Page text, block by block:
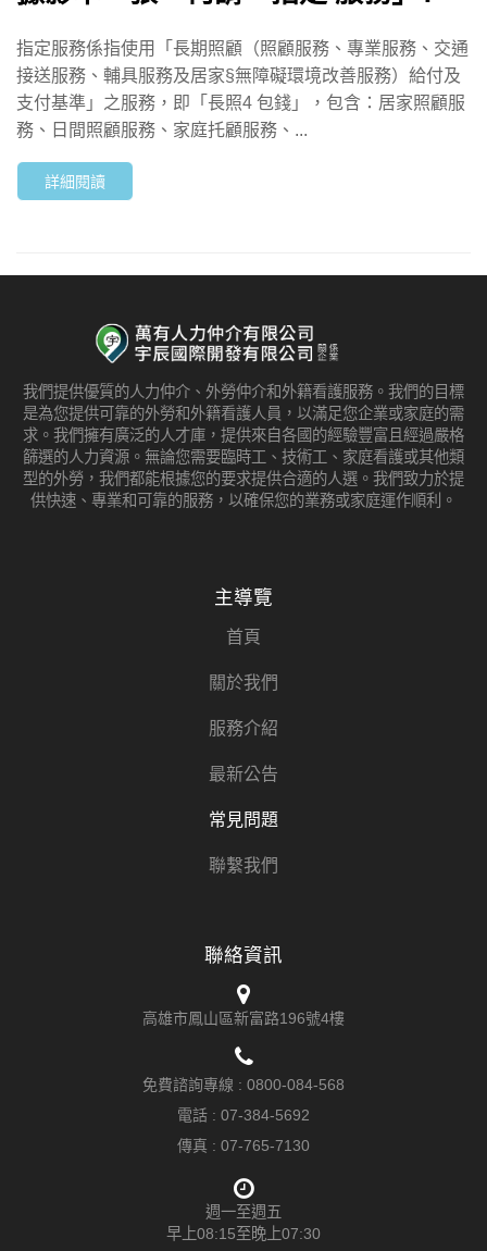
指定服務係指使用「長期照顧（照顧服務、專業服務、交通
接送服務、輔具服務及居家§無障礙環境改善服務）給付及
支付基準」之服務，即「長照4 包錢」，包含：居家照顧服
務、日間照顧服務、家庭托顧服務、...
詳細閱讀
我們提供優質的人力仲介、外勞仲介和外籍看護服務。我們的目標
是為您提供可靠的外勞和外籍看護人員，以滿足您企業或家庭的需
求。我們擁有廣泛的人才庫，提供來自各國的經驗豐富且經過嚴格
篩選的人力資源。無論您需要臨時工、技術工、家庭看護或其他類
型的外勞，我們都能根據您的要求提供合適的人選。我們致力於提
供快速、專業和可靠的服務，以確保您的業務或家庭運作順利。
主導覽
首頁
關於我們
服務介紹
最新公告
常見問題
聯繫我們
聯絡資訊
高雄市鳳山區新富路196號4樓
免費諮詢專線 : 0800-084-568
電話 : 07-384-5692
傳真 : 07-765-7130
週一至週五
早上08:15至晚上07:30